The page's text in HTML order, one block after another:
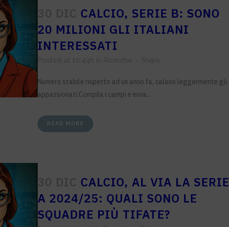
CALCIO, SERIE B: SONO
20 MILIONI GLI ITALIANI
INTERESSATI
Numero stabile rispetto ad un anno fa, calano leggermente gli
appassionati.Compila i campi e invia...
READ MORE
CALCIO, AL VIA LA SERIE
A 2024/25: QUALI SONO LE
SQUADRE PIÙ TIFATE?